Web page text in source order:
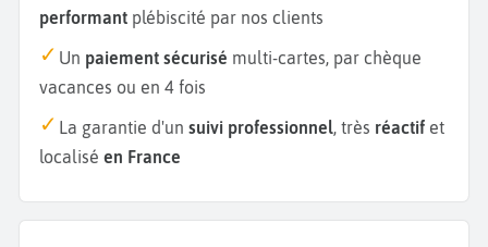
performant plébiscité par nos clients
Un paiement sécurisé multi-cartes, par chèque
vacances ou en 4 fois
La garantie d'un suivi professionnel, très réactif et
localisé en France